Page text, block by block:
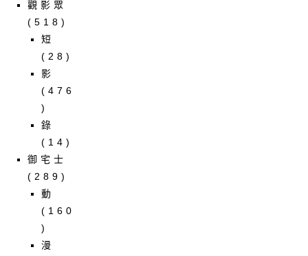
觀影眾
(518)
短
(28)
影
(476
)
錄
(14)
御宅士
(289)
動
(160
)
漫